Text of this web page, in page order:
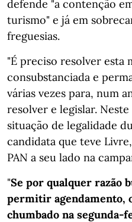
defende "a contenção
turismo" e já em
freguesias.
"É preciso resolver esta
consubstanciada e
várias vezes para, num
resolver e legislar.
situação de legalidade
candidata que teve
PAN a seu lado na
"Se por qualquer razão
permitir agendamento,
chumbado na